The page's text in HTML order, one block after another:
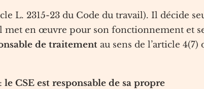
L. 2315-23 du Code du travail). Il décide
met en œuvre pour son fonctionnement et
de traitement au sens de l’article 4(7)
le CSE est responsable de sa propre